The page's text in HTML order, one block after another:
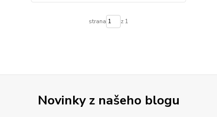
strana z 1
Novinky z našeho blogu